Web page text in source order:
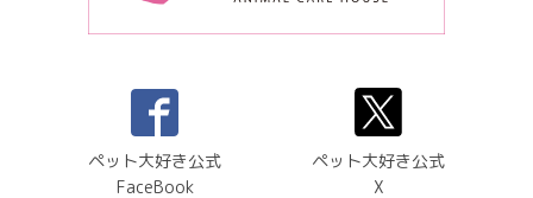
ペット大好き公式
FaceBook
ペット大好き公式
X